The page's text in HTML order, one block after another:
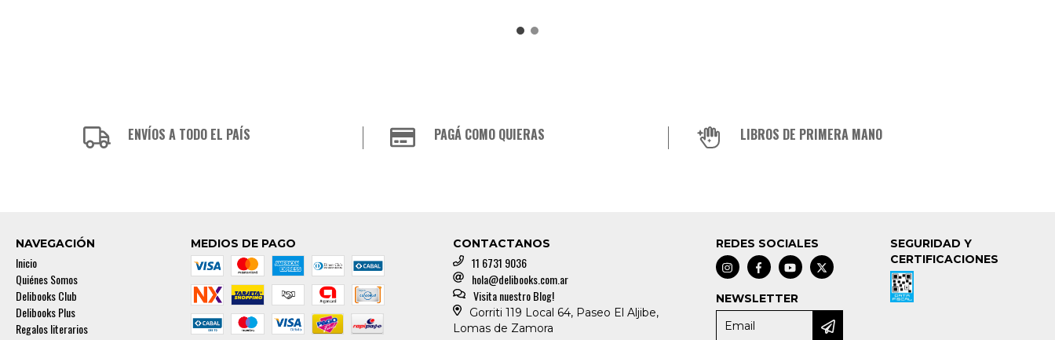
ENVÍOS A TODO EL PAÍS PAGÁ COMO QUIERAS LIBROS DE PRIMERA MANO
NAVEGACIÓN
Inicio
Quiénes Somos
Delibooks Club
Delibooks Plus
Regalos literarios
MEDIOS DE PAGO CONTACTANOS
11 6731 9036
hola@delibooks.com.ar
Visita nuestro Blog!
Gorriti 119 Local 64, Paseo El Aljibe,
Lomas de Zamora
REDES SOCIALES
NEWSLETTER
SEGURIDAD Y
CERTIFICACIONES